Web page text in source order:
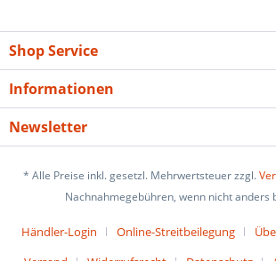
Shop Service
Informationen
Newsletter
* Alle Preise inkl. gesetzl. Mehrwertsteuer zzgl.
Nachnahmegebühren, wenn nicht anders
Händler-Login Online-Streitbeilegung